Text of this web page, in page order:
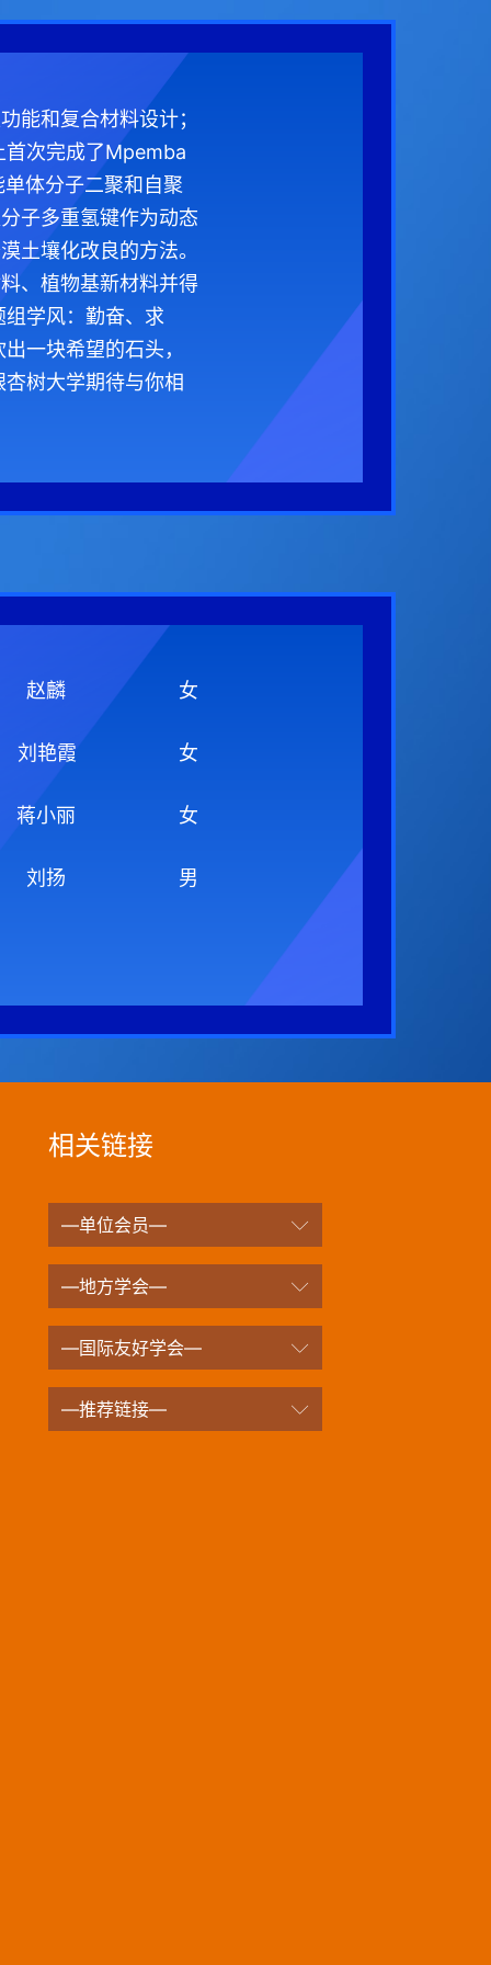
能和复合材料设计；
首次完成了Mpemba
体分子二聚和自聚
子多重氢键作为动态
土壤化改良的方法。
、植物基新材料并得
学风：勤奋、求
一块希望的石头，
树大学期待与你相
赵麟 女
刘艳霞 女
蒋小丽 女
刘扬 男
相关链接
—单位会员—
—地方学会—
—国际友好学会—
—推荐链接—